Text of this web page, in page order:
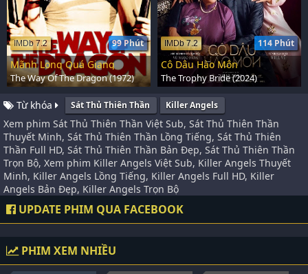
99 Phút
IMDb 7.2
Mãnh Long Quá Giang
The Way Of The Dragon (1972)
114 Phút
IMDb 7.2
Cô Dâu Hào Môn
The Trophy Bride (2024)
Từ khóa Sát Thủ Thiên Thần Killer Angels
Xem phim Sát Thủ Thiên Thần Việt Sub, Sát Thủ Thiên Thần
Thuyết Minh, Sát Thủ Thiên Thần Lồng Tiếng, Sát Thủ Thiên
Thần Full HD, Sát Thủ Thiên Thần Bản Đẹp, Sát Thủ Thiên Thần
Trọn Bộ, Xem phim Killer Angels Việt Sub, Killer Angels Thuyết
Minh, Killer Angels Lồng Tiếng, Killer Angels Full HD, Killer
Angels Bản Đẹp, Killer Angels Trọn Bộ
UPDATE PHIM QUA FACEBOOK
PHIM XEM NHIỀU